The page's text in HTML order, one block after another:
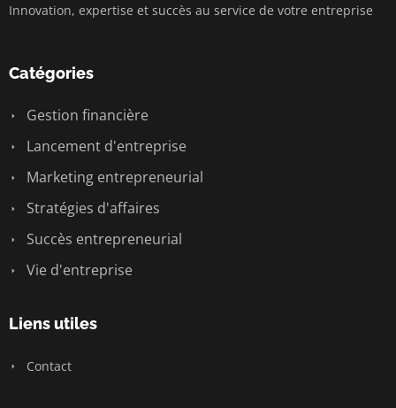
Innovation, expertise et succès au service de votre entreprise
Catégories
Gestion financière
Lancement d'entreprise
Marketing entrepreneurial
Stratégies d'affaires
Succès entrepreneurial
Vie d'entreprise
Liens utiles
Contact